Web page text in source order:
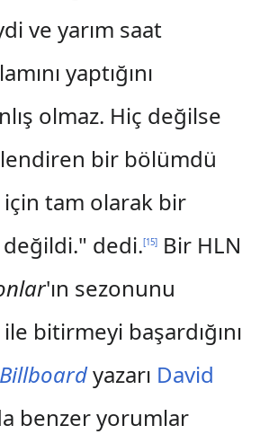
ve yarım saat
yaptığını
olmaz. Hiç değilse
bir bölümdü
tam olarak bir
değildi." dedi.[15]Bir HLN
'ın sezonunu
bitirmeyi başardığını
Billboardyazarı David
benzer yorumlar